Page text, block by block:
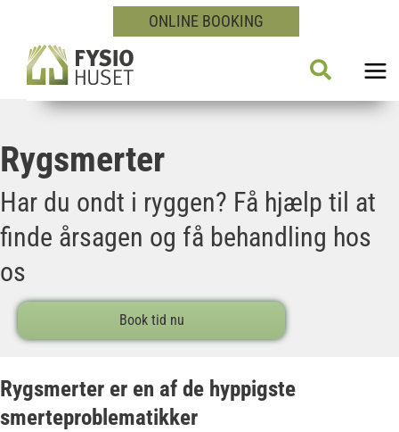
indholdet
ONLINE BOOKING
Søg
Rygsmerter
Har du ondt i ryggen? Få hjælp til at
finde årsagen og få behandling hos
os
Book tid nu
Rygsmerter er en af de hyppigste
smerteproblematikker